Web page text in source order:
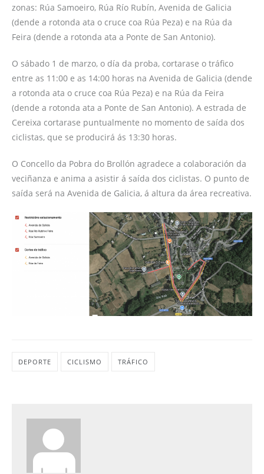
zonas: Rúa Samoeiro, Rúa Río Rubín, Avenida de Galicia
(dende a rotonda ata o cruce coa Rúa Peza) e na Rúa da
Feira (dende a rotonda ata a Ponte de San Antonio).
O sábado 1 de marzo, o día da proba, cortarase o tráfico
entre as 11:00 e as 14:00 horas na Avenida de Galicia (dende
a rotonda ata o cruce coa Rúa Peza) e na Rúa da Feira
(dende a rotonda ata a Ponte de San Antonio). A estrada de
Cereixa cortarase puntualmente no momento de saída dos
ciclistas, que se producirá ás 13:30 horas.
O Concello da Pobra do Brollón agradece a colaboración da
veciñanza e anima a asistir á saída dos ciclistas. O punto de
saída será na Avenida de Galicia, á altura da área recreativa.
DEPORTE CICLISMO TRÁFICO